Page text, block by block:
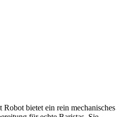
bietet ein rein mechanisches